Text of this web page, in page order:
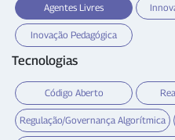
Agentes Livres
Inovação Pedagógica
Tecnologias
Código Aberto
Regulação/Governança Algorítmica